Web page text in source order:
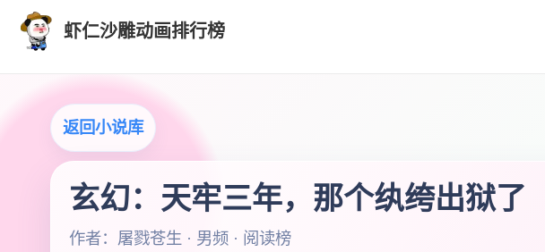
虾仁沙雕动画排行榜
返回小说库
玄幻：天牢三年，那个纨绔出狱了
作者：屠戮苍生 · 男频 · 阅读榜